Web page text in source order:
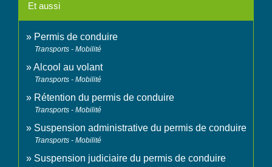
Et aussi
Permis de conduire
Transports - Mobilité
Alcool au volant
Transports - Mobilité
Rétention du permis de conduire
Transports - Mobilité
Suspension administrative du permis de conduire
Transports - Mobilité
Suspension judiciaire du permis de conduire